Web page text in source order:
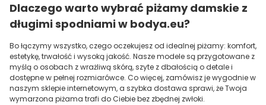
Dlaczego warto wybrać piżamy damskie z
długimi spodniami w bodya.eu?
Bo łączymy wszystko, czego oczekujesz od idealnej piżamy: komfort,
estetykę, trwałość i wysoką jakość. Nasze modele są przygotowane z
myślą o osobach z wrażliwą skórą, szyte z dbałością o detale i
dostępne w pełnej rozmiarówce. Co więcej, zamówisz je wygodnie w
naszym sklepie internetowym, a szybka dostawa sprawi, że Twoja
wymarzona piżama trafi do Ciebie bez zbędnej zwłoki.